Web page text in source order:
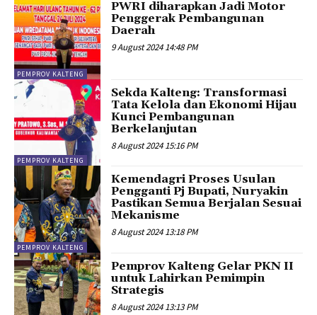
PEMPROV KALTENG
PWRI diharapkan Jadi Motor
Penggerak Pembangunan
Daerah
9 August 2024 14:48 PM
PEMPROV KALTENG
Sekda Kalteng: Transformasi
Tata Kelola dan Ekonomi Hijau
Kunci Pembangunan
Berkelanjutan
8 August 2024 15:16 PM
PEMPROV KALTENG
Kemendagri Proses Usulan
Pengganti Pj Bupati, Nuryakin
Pastikan Semua Berjalan Sesuai
Mekanisme
8 August 2024 13:18 PM
Pemprov Kalteng Gelar PKN II
untuk Lahirkan Pemimpin
Strategis
8 August 2024 13:13 PM